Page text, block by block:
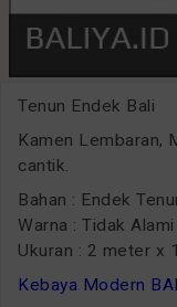
Tenun Endek Bali
Kamen Lembaran,
cantik.
Bahan : Endek
Warna : Tidak Alami
Ukuran : 2 meter x
Kebaya Modern